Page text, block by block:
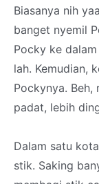
Biasanya nih
banget nyemil
Pocky ke
lah. Kemudian,
Pockynya. Beh,
padat, lebih
Dalam satu
stik. Saking